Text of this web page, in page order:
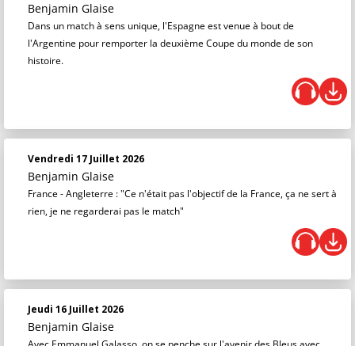
Benjamin Glaise
Dans un match à sens unique, l'Espagne est venue à bout de
l'Argentine pour remporter la deuxième Coupe du monde de son
histoire.
Vendredi 17 Juillet 2026
Benjamin Glaise
France - Angleterre : "Ce n'était pas l'objectif de la France, ça ne sert à
rien, je ne regarderai pas le match"
Jeudi 16 Juillet 2026
Benjamin Glaise